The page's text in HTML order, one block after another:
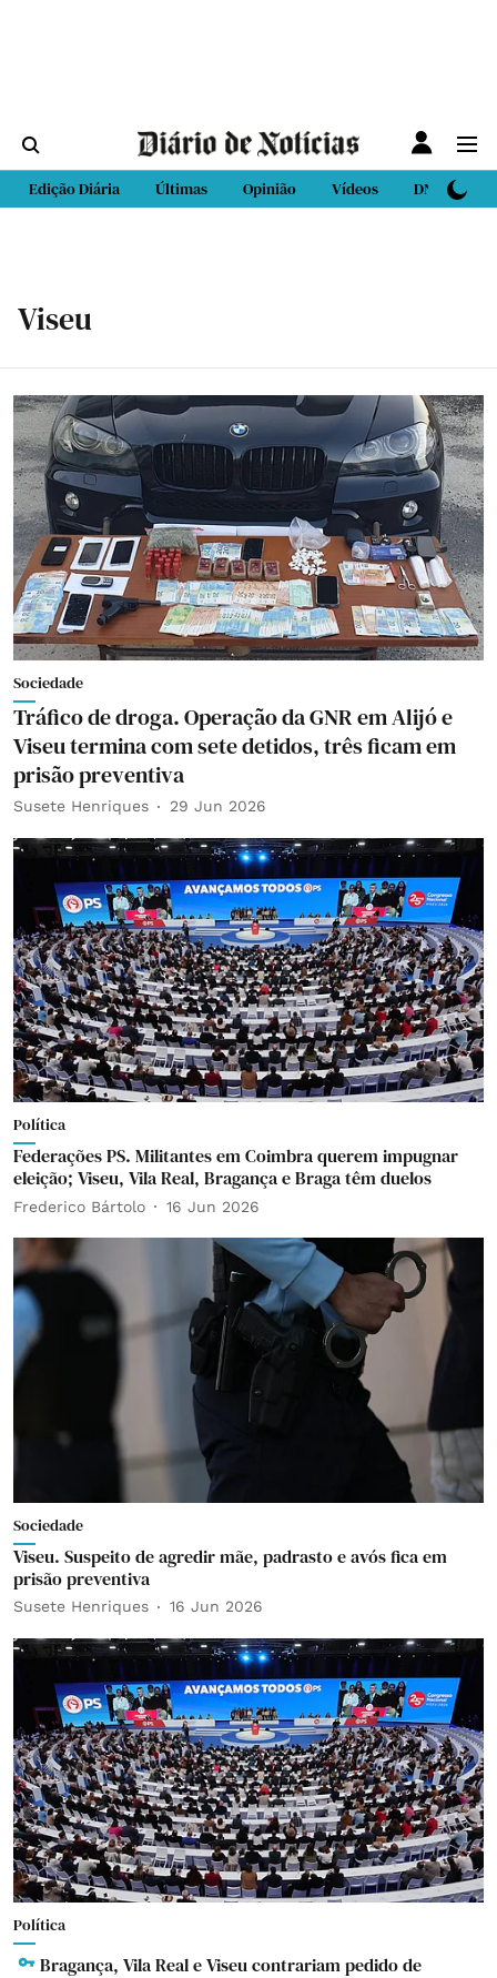
Edição Diária Últimas Opinião Vídeos DN Sport
Viseu
Sociedade
Tráfico de droga. Operação da GNR em Alijó e
Viseu termina com sete detidos, três ficam em
prisão preventiva
Susete Henriques 29 Jun 2026
Política
Federações PS. Militantes em Coimbra querem impugnar
eleição; Viseu, Vila Real, Bragança e Braga têm duelos
Frederico Bártolo 16 Jun 2026
Sociedade
Viseu. Suspeito de agredir mãe, padrasto e avós fica em
prisão preventiva
Susete Henriques 16 Jun 2026
Política
Bragança, Vila Real e Viseu contrariam pedido de